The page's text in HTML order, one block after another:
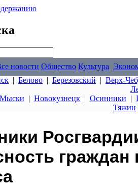
новости Общество Культура
| Белово | Березовский | Верх-
Мыски | Новокузнецк| Осинники |
Тяжин